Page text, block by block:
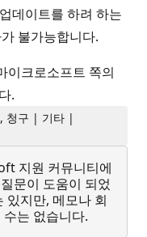
데이트를 하려 하는
불가능합니다.
이크로소프트 쪽의
.
청구 | 기타 |
지원 커뮤니티에
문이 도움이 되었
있지만, 메모나 회
는 없습니다.